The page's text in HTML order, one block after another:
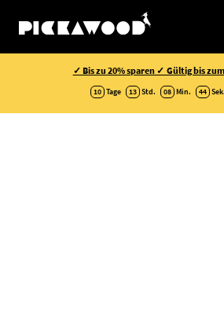
✓ Bis zu 20% sparen ✓ Gültig bis
10 Tage 13 Std. 08 Min. 44 Sek.